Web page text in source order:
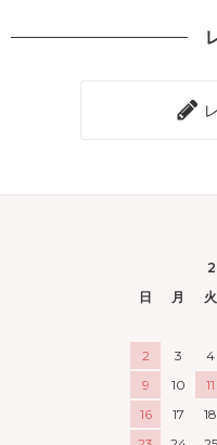
日
月 火
2
3 4
9
10 11
16
17 18